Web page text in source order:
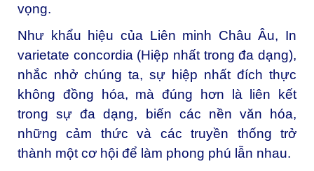
vọng.
Như khẩu hiệu của Liên minh Châu Âu, In
varietate concordia (Hiệp nhất trong đa dạng),
nhắc nhở chúng ta, sự hiệp nhất đích thực
không đồng hóa, mà đúng hơn là liên kết
trong sự đa dạng, biến các nền văn hóa,
những cảm thức và các truyền thống trở
thành một cơ hội để làm phong phú lẫn nhau.